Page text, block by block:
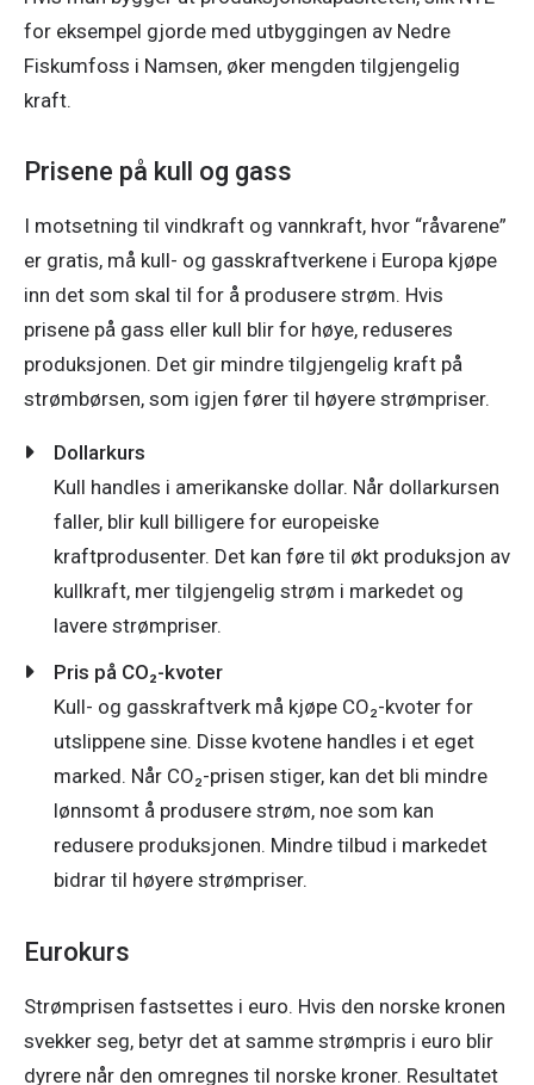
for eksempel gjorde med utbyggingen av Nedre
Fiskumfoss i Namsen, øker mengden tilgjengelig
kraft.
Prisene på kull og gass
I motsetning til vindkraft og vannkraft, hvor “råvarene”
er gratis, må kull- og gasskraftverkene i Europa kjøpe
inn det som skal til for å produsere strøm. Hvis
prisene på gass eller kull blir for høye, reduseres
produksjonen. Det gir mindre tilgjengelig kraft på
strømbørsen, som igjen fører til høyere strømpriser.
Dollarkurs
Kull handles i amerikanske dollar. Når dollarkursen
faller, blir kull billigere for europeiske
kraftprodusenter. Det kan føre til økt produksjon av
kullkraft, mer tilgjengelig strøm i markedet og
lavere strømpriser.
Pris på CO₂-kvoter
Kull- og gasskraftverk må kjøpe CO₂-kvoter for
utslippene sine. Disse kvotene handles i et eget
marked. Når CO₂-prisen stiger, kan det bli mindre
lønnsomt å produsere strøm, noe som kan
redusere produksjonen. Mindre tilbud i markedet
bidrar til høyere strømpriser.
Eurokurs
Strømprisen fastsettes i euro. Hvis den norske kronen
svekker seg, betyr det at samme strømpris i euro blir
dyrere når den omregnes til norske kroner. Resultatet